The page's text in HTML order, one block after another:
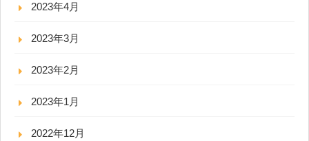
2023年4月
2023年3月
2023年2月
2023年1月
2022年12月